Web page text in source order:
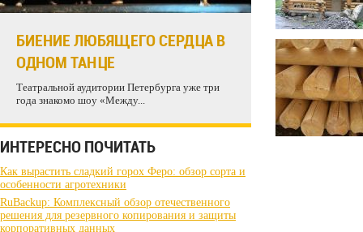
БИЕНИЕ ЛЮБЯЩЕГО СЕРДЦА В
ОДНОМ ТАНЦЕ
Театральной аудитории Петербурга уже три
года знакомо шоу «Между...
ИНТЕРЕСНО ПОЧИТАТЬ
Как вырастить сладкий горох Феро: обзор сорта и
особенности агротехники
RuBackup: Комплексный обзор отечественного
решения для резервного копирования и защиты
корпоративных данных